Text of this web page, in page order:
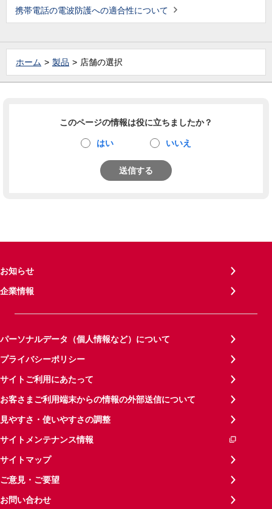
携帯電話の電波防護への適合性について
ホーム 製品 店舗の選択
このページの情報は役に立ちましたか？
はい いいえ
送信する
お知らせ
企業情報
パーソナルデータ（個人情報など）について
プライバシーポリシー
サイトご利用にあたって
お客さまご利用端末からの情報の外部送信について
見やすさ・使いやすさの調整
サイトメンテナンス情報
サイトマップ
ご意見・ご要望
お問い合わせ